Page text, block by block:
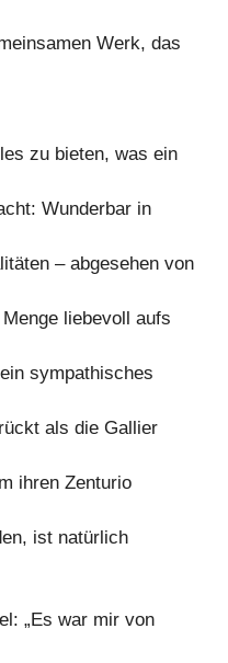
Werk, das
zu bieten, was ein
Wunderbar in
– abgesehen von
liebevoll aufs
sympathisches
als die Gallier
ihren Zenturio
ist natürlich
„Es war mir von